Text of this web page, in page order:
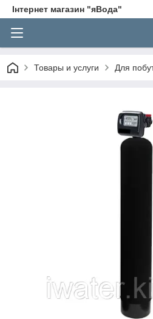
Інтернет магазин "яВода"
Товары и услуги Для